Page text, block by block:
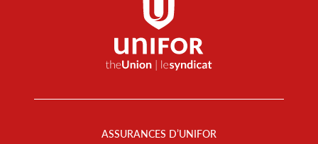
ASSURANCES D’UNIFOR